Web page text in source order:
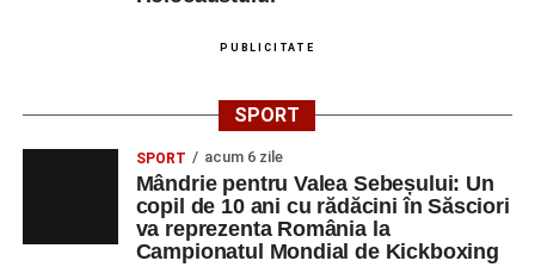
PUBLICITATE
SPORT
SPORT acum 6 zile
Mândrie pentru Valea Sebeșului: Un
copil de 10 ani cu rădăcini în Săsciori
va reprezenta România la
Campionatul Mondial de Kickboxing